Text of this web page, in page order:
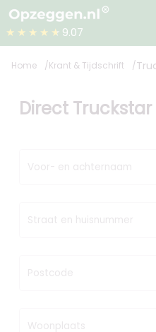
★★★★★ 9.07
Home Krant & Tijdschrift
Direct
Voor- en achternaam
Straat en huisnummer
Postcode
Woonplaats